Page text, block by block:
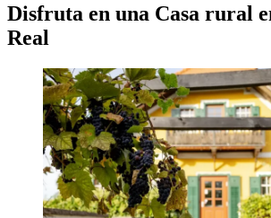
Disfruta en una Casa rural
Real